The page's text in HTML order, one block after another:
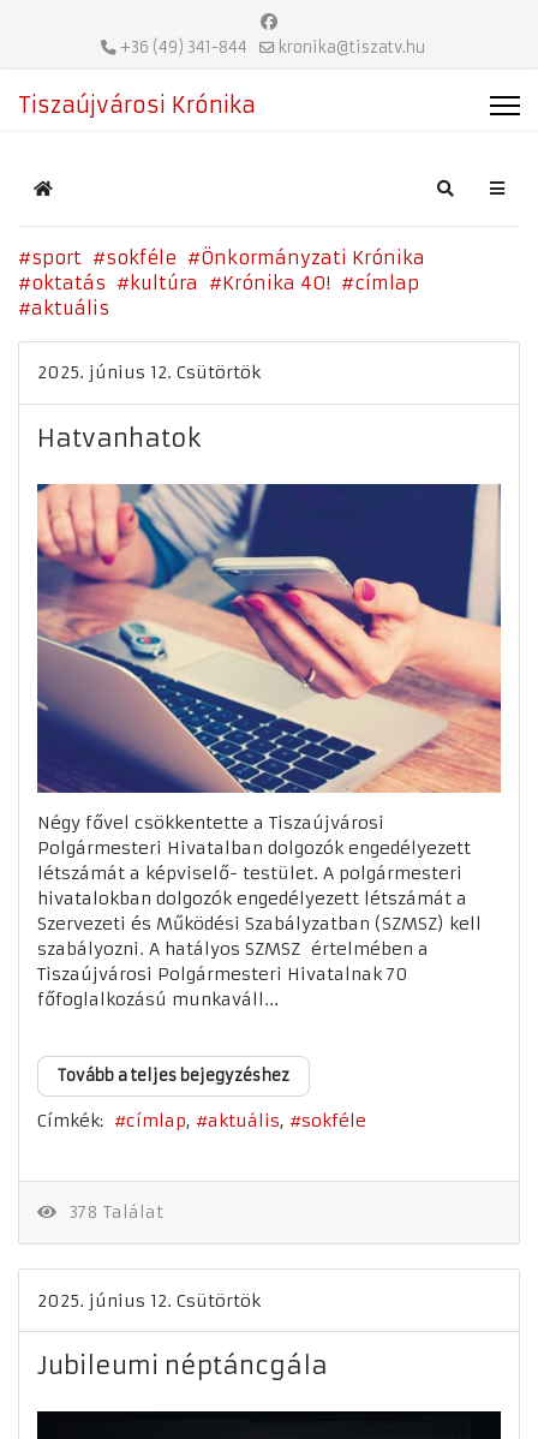
+36 (49) 341-844 kronika@tiszatv.hu
Tiszaújvárosi Krónika
Home Search
sport sokféle
Önkormányzati Krónika
oktatás
kultúra Krónika 40!
címlap
aktuális
2025. június 12. Csütörtök
Hatvanhatok
Négy fővel csökkentette a Tiszaújvárosi
Polgármesteri Hivatalban dolgozók engedélyezett
létszámát a képviselő- testület. A polgármesteri
hivatalokban dolgozók engedélyezett létszámát a
Szervezeti és Működési Szabályzatban (SZMSZ) kell
szabályozni. A hatályos SZMSZ értelmében a
Tiszaújvárosi Polgármesteri Hivatalnak 70
főfoglalkozású munkaváll...
Tovább a teljes bejegyzéshez
Címkék: címlap aktuális sokféle
378 Találat
2025. június 12. Csütörtök
Jubileumi néptáncgála